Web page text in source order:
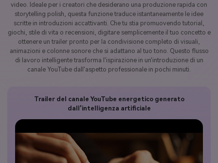
video. Ideale per i creatori che desiderano una produzione rapida con
storytelling polish, questa funzione traduce istantaneamente le idee
scritte in introduzioni accattivanti. Che tu stia promuovendo tutorial,
giochi, stile di vita o recensioni, digitare semplicemente il tuo concetto e
ottenere un trailer pronto per la condivisione completo di visuali,
animazioni e colonne sonore che si adattano al tuo tono. Questo flusso
di lavoro intelligente trasforma l'ispirazione in un'introduzione di un
canale YouTube dall'aspetto professionale in pochi minuti.
Trailer del canale YouTube energetico generato
dall'intelligenza artificiale